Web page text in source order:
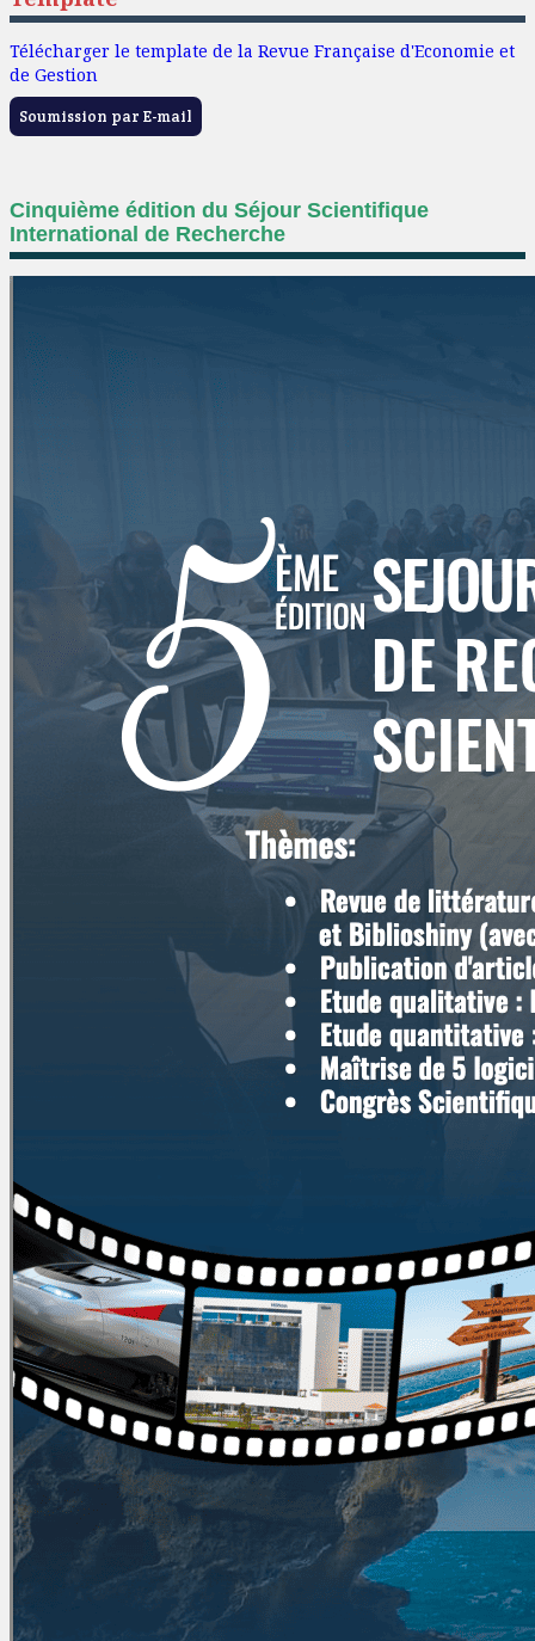
Télécharger le template de la Revue Française d'Economie et
de Gestion
Soumission par E-mail
Cinquième édition du Séjour Scientifique
International de Recherche